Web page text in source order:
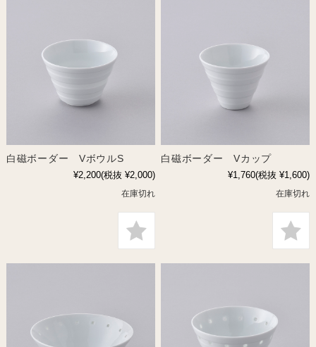
白磁ボーダー VボウルS
¥2,200(税抜 ¥2,000)
在庫切れ
白磁ボーダー Vカップ
¥1,760(税抜 ¥1,600)
在庫切れ